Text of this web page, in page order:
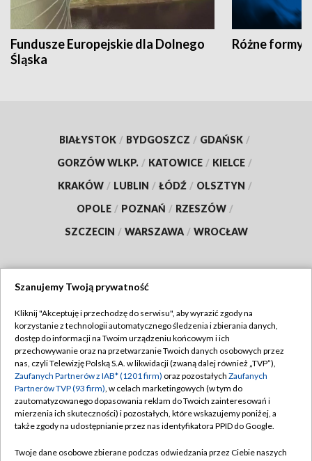
Fundusze Europejskie dla Dolnego
Śląska
Różne formy
BIAŁYSTOK / BYDGOSZCZ / GDAŃSK /
GORZÓW WLKP. / KATOWICE / KIELCE /
KRAKÓW / LUBLIN / ŁÓDŹ / OLSZTYN /
OPOLE / POZNAŃ / RZESZÓW /
SZCZECIN / WARSZAWA / WROCŁAW
TVP
Abonament TVP
Emisja w TVP
Centrum informacji TVP
Naziemna Telewizja Cyfrowa
Regulamin TVP
Polityka prywatności
Moje zgody
Pomoc
Szanujemy Twoją prywatność
Kliknij "Akceptuję i przechodzę do serwisu", aby wyrazić zgody na
korzystanie z technologii automatycznego śledzenia i zbierania danych,
dostęp do informacji na Twoim urządzeniu końcowym i ich
przechowywanie oraz na przetwarzanie Twoich danych osobowych przez
nas, czyli Telewizję Polską S.A. w likwidacji (zwaną dalej również „TVP”),
Zaufanych Partnerów z IAB* (1201 firm) oraz pozostałych Zaufanych
Partnerów TVP (93 firm), w celach marketingowych (w tym do
zautomatyzowanego dopasowania reklam do Twoich zainteresowań i
mierzenia ich skuteczności) i pozostałych, które wskazujemy poniżej, a
także zgody na udostępnianie przez nas identyfikatora PPID do Google.
Twoje dane osobowe zbierane podczas odwiedzania przez Ciebie naszych